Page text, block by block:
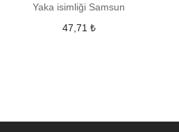
Yaka isimliği Samsun
47,71 ₺